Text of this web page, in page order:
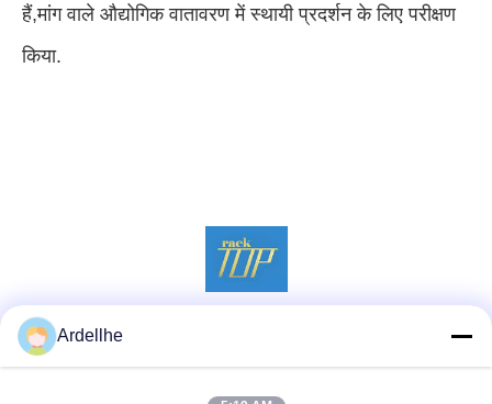
हैं,मांग वाले औद्योगिक वातावरण में स्थायी प्रदर्शन के लिए परीक्षण
किया.
Ardellhe